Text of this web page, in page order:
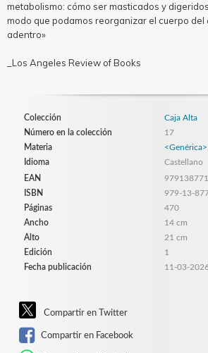
metabolismo: cómo ser masticados y
modo que podamos reorganizar el cuerpo del
adentro»
_Los Angeles Review of Books
Colección
Caja Alta
Número en la colección
17
Materia
<Genérica>
Idioma
Castellano
EAN
ISBN
979-13-
Páginas
470
Ancho
14 cm
Alto
21 cm
Edición
1
Fecha publicación
11-03-
Compartir en Twitter
Compartir en Facebook